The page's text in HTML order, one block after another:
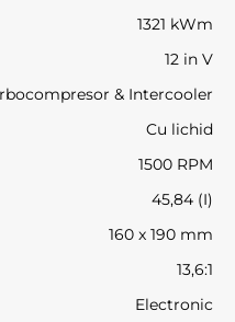
1321 kWm
12 in V
& Intercooler
Cu lichid
1500 RPM
45,84 (I)
160 x 190 mm
13,6:1
Electronic